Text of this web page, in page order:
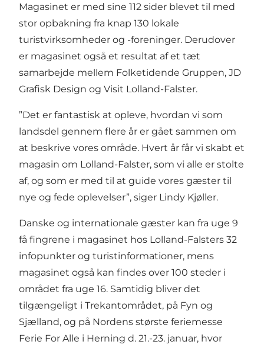
Magasinet er med sine 112 sider blevet til med
stor opbakning fra knap 130 lokale
turistvirksomheder og -foreninger. Derudover
er magasinet også et resultat af et tæt
samarbejde mellem Folketidende Gruppen, JD
Grafisk Design og Visit Lolland-Falster.
”Det er fantastisk at opleve, hvordan vi som
landsdel gennem flere år er gået sammen om
at beskrive vores område. Hvert år får vi skabt et
magasin om Lolland-Falster, som vi alle er stolte
af, og som er med til at guide vores gæster til
nye og fede oplevelser”, siger Lindy Kjøller.
Danske og internationale gæster kan fra uge 9
få fingrene i magasinet hos Lolland-Falsters 32
infopunkter og turistinformationer, mens
magasinet også kan findes over 100 steder i
området fra uge 16. Samtidig bliver det
tilgængeligt i Trekantområdet, på Fyn og
Sjælland, og på Nordens største feriemesse
Ferie For Alle i Herning d. 21.-23. januar, hvor